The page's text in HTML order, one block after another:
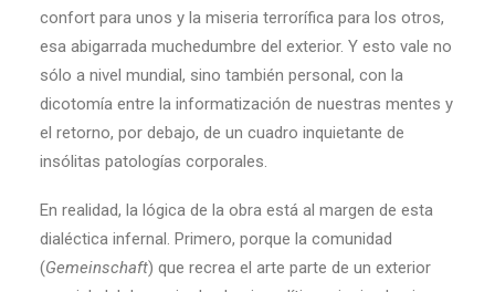
confort para unos y la miseria terrorífica para los otros,
esa abigarrada muchedumbre del exterior. Y esto vale no
sólo a nivel mundial, sino también personal, con la
dicotomía entre la informatización de nuestras mentes y
el retorno, por debajo, de un cuadro inquietante de
insólitas patologías corporales.
En realidad, la lógica de la obra está al margen de esta
dialéctica infernal. Primero, porque la comunidad
(Gemeinschaft) que recrea el arte parte de un exterior